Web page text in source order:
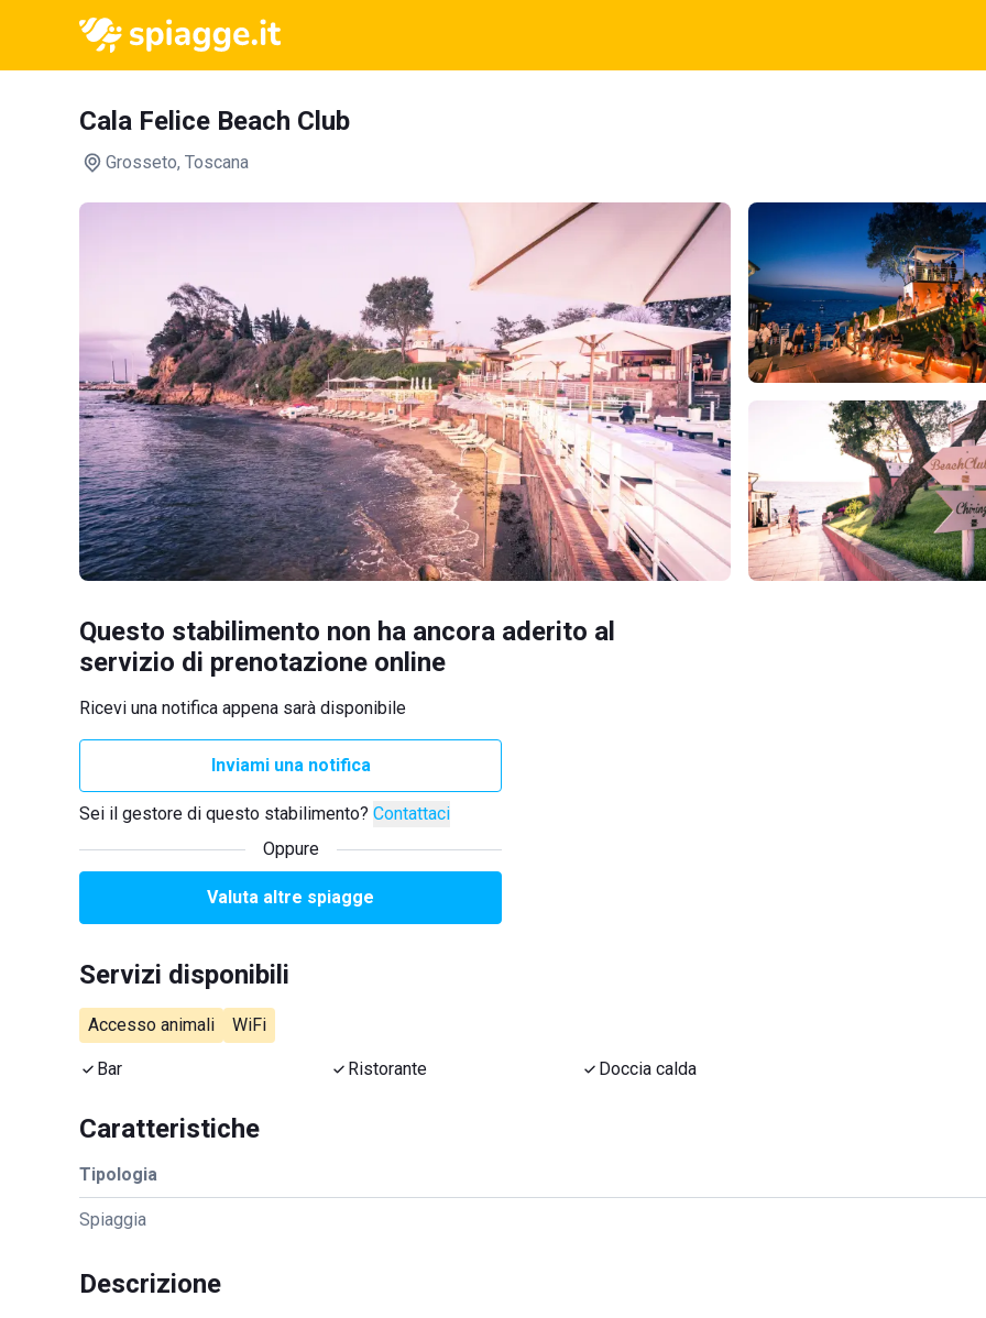
Cala Felice Beach Club
Grosseto, Toscana
Questo stabilimento non ha ancora aderito al
servizio di prenotazione online
Ricevi una notifica appena sarà disponibile
Inviami una notifica
Sei il gestore di questo stabilimento? Contattaci
Oppure
Valuta altre spiagge
Servizi disponibili
Accesso animali WiFi
Bar Ristorante Doccia calda
Caratteristiche
Tipologia
Spiaggia
Descrizione